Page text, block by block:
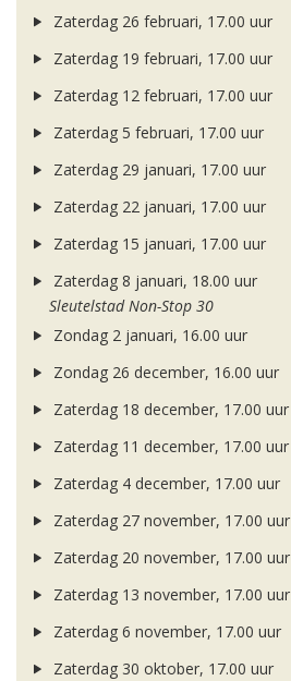
Zaterdag 26 februari, 17.00 uur
Zaterdag 19 februari, 17.00 uur
Zaterdag 12 februari, 17.00 uur
Zaterdag 5 februari, 17.00 uur
Zaterdag 29 januari, 17.00 uur
Zaterdag 22 januari, 17.00 uur
Zaterdag 15 januari, 17.00 uur
Zaterdag 8 januari, 18.00 uur
Sleutelstad Non-Stop 30
Zondag 2 januari, 16.00 uur
Zondag 26 december, 16.00 uur
Zaterdag 18 december, 17.00 uur
Zaterdag 11 december, 17.00 uur
Zaterdag 4 december, 17.00 uur
Zaterdag 27 november, 17.00 uur
Zaterdag 20 november, 17.00 uur
Zaterdag 13 november, 17.00 uur
Zaterdag 6 november, 17.00 uur
Zaterdag 30 oktober, 17.00 uur